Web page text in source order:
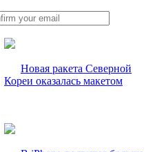
Новая ракета Северной
Кореи оказалась макетом